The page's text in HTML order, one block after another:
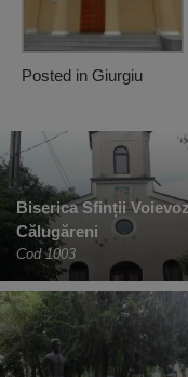
Posted in Giurgiu
Biserica Sfinții
Călugăreni
Cod 1003